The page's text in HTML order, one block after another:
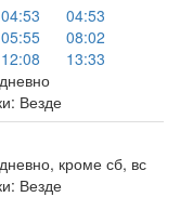
04:53
04:53
05:55
08:02
12:08
13:33
Везде
кроме сб, вс
Везде